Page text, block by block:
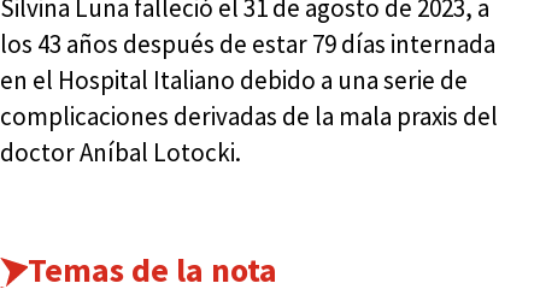
Silvina Luna falleció el 31 de agosto de 2023, a
los 43 años después de estar 79 días internada
en el Hospital Italiano debido a una serie de
complicaciones derivadas de la mala praxis del
doctor Aníbal Lotocki.
Temas de la nota